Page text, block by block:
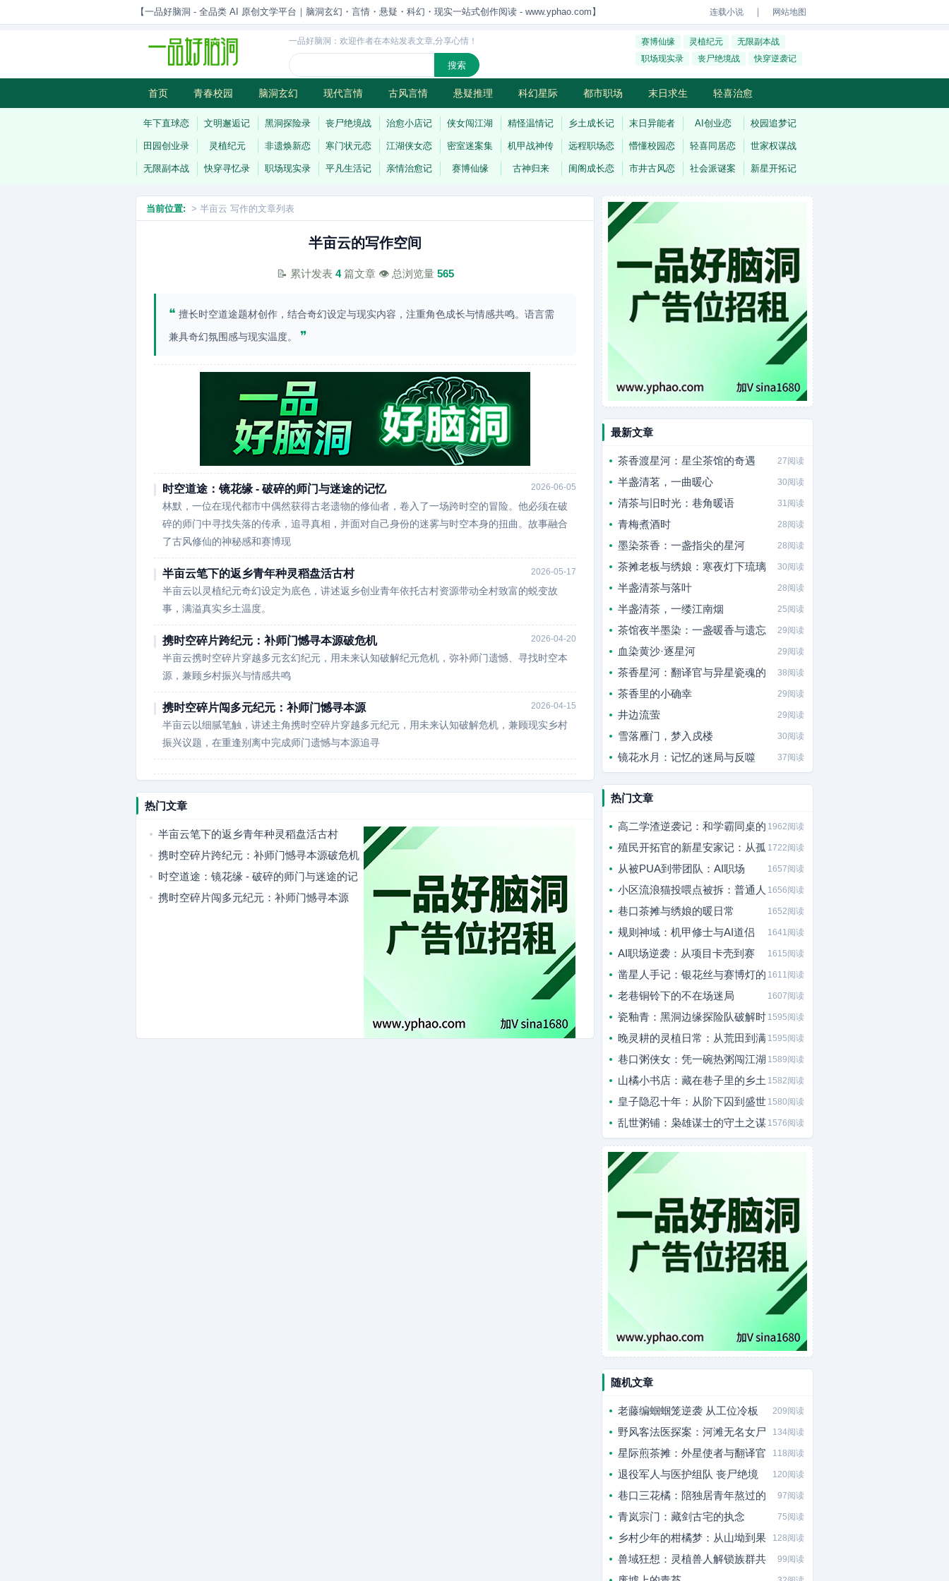
【一品好脑洞 - 全品类 AI 原创文学平台｜脑洞玄幻・言情・悬疑・科幻・现实一站式创作阅读 - www.yphao.com】 连载小说 ｜ 网站地图
一品好脑洞：欢迎作者在本站发表文章,分享心情！ 赛博仙缘 灵植纪元
无限副本战
职场现实录
丧尸绝境战 快穿逆袭记
首页 青春校园 脑洞玄幻 现代言情 古风言情 悬疑推理 科幻星际 都市职场 末日求生 轻喜治愈
历史权谋 武侠江湖 灵异志怪 连载
年下直球恋 文明邂逅记 黑洞探险录 丧尸绝境战 治愈小店记 侠女闯江湖 精怪温情记 乡土成长记 末日异能者 AI创业恋 校园追梦记
田园创业录 灵植纪元 非遗焕新恋 寒门状元恋 江湖侠女恋 密室迷案集 机甲战神传 远程职场恋 懵懂校园恋 轻喜同居恋 世家权谋战
无限副本战 快穿寻忆录 职场现实录 平凡生活记 亲情治愈记 赛博仙缘 古神归来 闺阁成长恋 市井古风恋 社会派谜案 新星开拓记
当前位置: > 半亩云 写作的文章列表
半亩云的写作空间
📝 累计发表 4篇文章 👁️ 总浏览量 565
❝ 擅长时空道途题材创作，结合奇幻设定与现实内容，注重角色成长与情感共鸣。语言需
兼具奇幻氛围感与现实温度。
❞
时空道途：镜花缘 - 破碎的师门与迷途的记忆 2026-06-05
林默，一位在现代都市中偶然获得古老遗物的修仙者，卷入了一场跨时空的冒险。他必须在破
碎的师门中寻找失落的传承，追寻真相，并面对自己身份的迷雾与时空本身的扭曲。故事融合
了古风修仙的神秘感和赛博现
半亩云笔下的返乡青年种灵稻盘活古村 2026-05-17
半亩云以灵植纪元奇幻设定为底色，讲述返乡创业青年依托古村资源带动全村致富的蜕变故
事，满溢真实乡土温度。
携时空碎片跨纪元：补师门憾寻本源破危机 2026-04-20
半亩云携时空碎片穿越多元玄幻纪元，用未来认知破解纪元危机，弥补师门遗憾、寻找时空本
源，兼顾乡村振兴与情感共鸣
携时空碎片闯多元纪元：补师门憾寻本源 2026-04-15
半亩云以细腻笔触，讲述主角携时空碎片穿越多元纪元，用未来认知破解危机，兼顾现实乡村
振兴议题，在重逢别离中完成师门遗憾与本源追寻
热门文章
半亩云笔下的返乡青年种灵稻盘活古村
携时空碎片跨纪元：补师门憾寻本源破危机
时空道途：镜花缘 - 破碎的师门与迷途的记
忆
携时空碎片闯多元纪元：补师门憾寻本源
最新文章
茶香渡星河：星尘茶馆的奇遇 27阅读
半盏清茗，一曲暖心 30阅读
清茶与旧时光：巷角暖语 31阅读
青梅煮酒时 28阅读
墨染茶香：一盏指尖的星河 28阅读
茶摊老板与绣娘：寒夜灯下琉璃 30阅读
半盏清茶与落叶 28阅读
半盏清茶，一缕江南烟 25阅读
茶馆夜半墨染：一盏暖香与遗忘 29阅读
血染黄沙·逐星河 29阅读
茶香星河：翻译官与异星瓷魂的 38阅读
茶香里的小确幸 29阅读
井边流萤 29阅读
雪落雁门，梦入戍楼 30阅读
镜花水月：记忆的迷局与反噬 37阅读
热门文章
高二学渣逆袭记：和学霸同桌的 1962阅读
殖民开拓官的新星安家记：从孤 1722阅读
从被PUA到带团队：AI职场 1657阅读
小区流浪猫投喂点被拆：普通人 1656阅读
巷口茶摊与绣娘的暖日常 1652阅读
规则神域：机甲修士与AI道侣 1641阅读
AI职场逆袭：从项目卡壳到赛 1615阅读
凿星人手记：银花丝与赛博灯的 1611阅读
老巷铜铃下的不在场迷局 1607阅读
瓷釉青：黑洞边缘探险队破解时 1595阅读
晚灵耕的灵植日常：从荒田到满 1595阅读
巷口粥侠女：凭一碗热粥闯江湖 1589阅读
山橘小书店：藏在巷子里的乡土 1582阅读
皇子隐忍十年：从阶下囚到盛世 1580阅读
乱世粥铺：枭雄谋士的守土之谋 1576阅读
随机文章
老藤编蝈蝈笼逆袭 从工位冷板 209阅读
野风客法医探案：河滩无名女尸 134阅读
星际煎茶摊：外星使者与翻译官 118阅读
退役军人与医护组队 丧尸绝境 120阅读
巷口三花橘：陪独居青年熬过的 97阅读
青岚宗门：藏剑古宅的执念 75阅读
乡村少年的柑橘梦：从山坳到果 128阅读
兽域狂想：灵植兽人解锁族群共 99阅读